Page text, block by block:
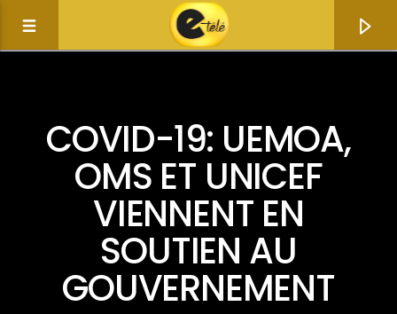
COVID-19: UEMOA,
OMS ET UNICEF
VIENNENT EN
SOUTIEN AU
GOUVERNEMENT